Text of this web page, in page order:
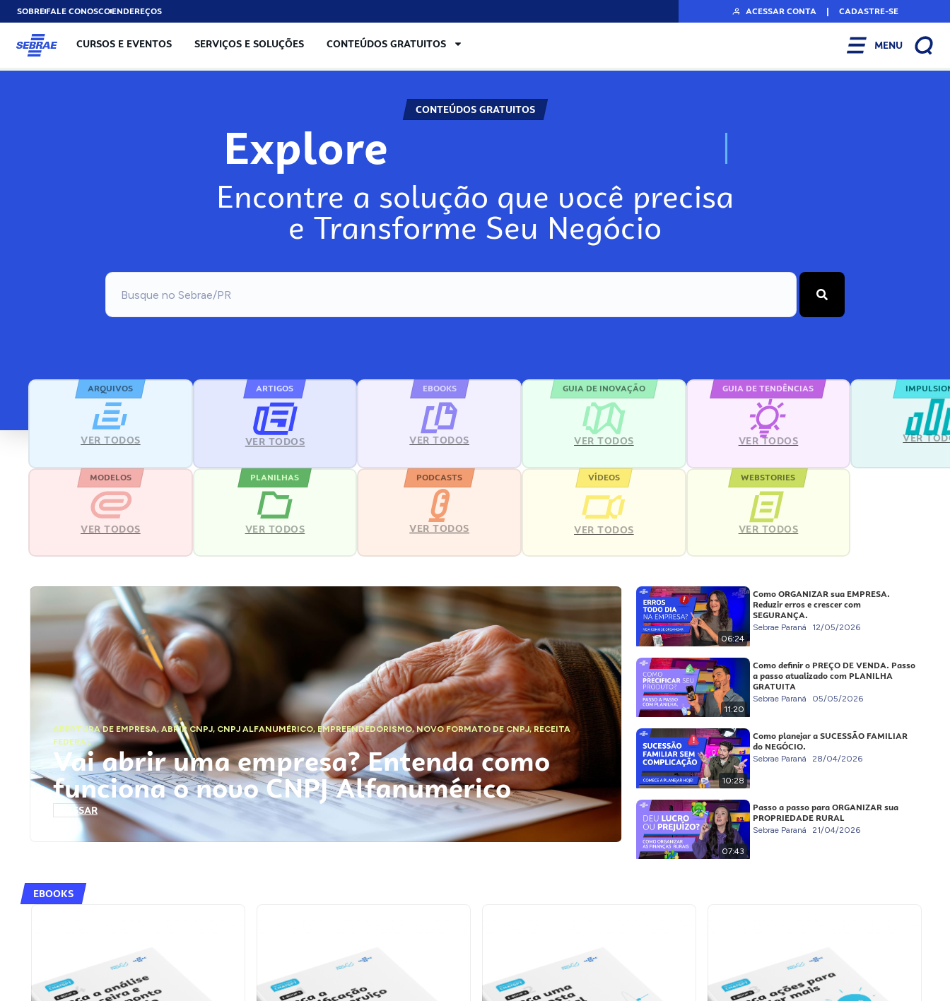
SOBREFALE CONOSCOENDEREÇOS ACESSAR CONTA | CADASTRE-SE
CURSOS E EVENTOS SERVIÇOS E SOLUÇÕES CONTEÚDOS GRATUITOS MENU
CONTEÚDOS GRATUITOS
Explore N
Encontre a solução que você precisa
e Transforme Seu Negócio
ARQUIVOS
VER TODOS
ARTIGOS
VER TODOS
EBOOKS
VER TODOS
GUIA DE INOVAÇÃO
VER TODOS
GUIA DE TENDÊNCIAS
VER TODOS VER
MODELOS
VER TODOS
PLANILHAS
VER TODOS
PODCASTS
VER TODOS
VÍDEOS
VER TODOS
WEBSTORIES
VER TODOS
ABERTURA DE EMPRESA,ABRIR CNPJ, CNPJ ALFANUMÉRICO, EMPREENDEDORISMO,NOVO FORMATO DE CNPJ,RECEITA
FEDERAL
Vai abrir uma empresa? Entenda como
funciona o novo CNPJ Alfanumérico
ACESSAR
06:24
Como ORGANIZAR sua EMPRESA.
Reduzir erros e crescer com
SEGURANÇA.
Sebrae Paraná 12/05/2026
11:20
Como definir o PREÇO DE VENDA. Passo
a passo atualizado com PLANILHA
GRATUITA
Sebrae Paraná 05/05/2026
10:28
Como planejar a SUCESSÃO FAMILIAR
do NEGÓCIO.
Sebrae Paraná 28/04/2026
07:43
Passo a passo para ORGANIZAR sua
PROPRIEDADE RURAL
Sebrae Paraná 21/04/2026
EBOOKS